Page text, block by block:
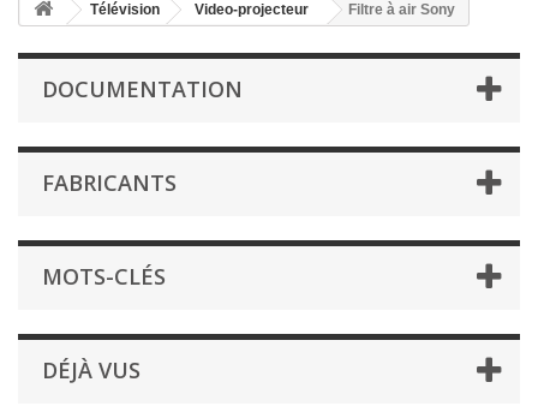
Télévision Video-projecteur Filtre à air Sony
DOCUMENTATION
FABRICANTS
MOTS-CLÉS
DÉJÀ VUS